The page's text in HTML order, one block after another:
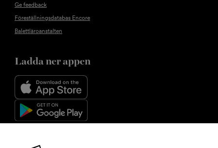
Ge feedback
Föreställningsdatabas Encore
Balettläroanstalten
Ladda ner appen